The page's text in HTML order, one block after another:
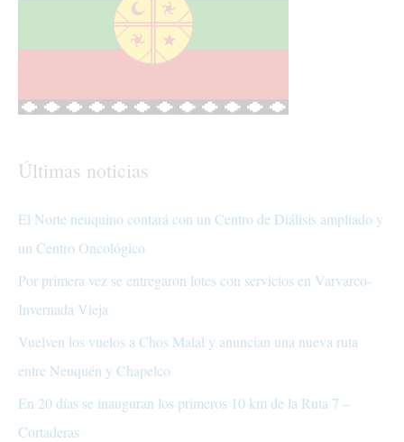
Últimas noticias
El Norte neuquino contará con un Centro de Diálisis ampliado y
un Centro Oncológico
Por primera vez se entregaron lotes con servicios en Varvarco-
Invernada Vieja
Vuelven los vuelos a Chos Malal y anuncian una nueva ruta
entre Neuquén y Chapelco
En 20 días se inauguran los primeros 10 km de la Ruta 7 –
Cortaderas